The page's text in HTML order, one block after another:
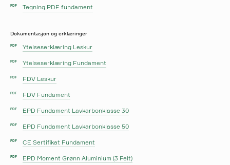
PDF Tegning PDF fundament
Dokumentasjon og erklæringer
PDF Ytelseserklæring Leskur
PDF Ytelseserklæring Fundament
PDF FDV Leskur
PDF FDV Fundament
PDF EPD Fundament Lavkarbonklasse 30
PDF EPD Fundament Lavkarbonklasse 50
PDF CE Sertifikat Fundament
PDF EPD Moment Grønn Aluminium (3 Felt)